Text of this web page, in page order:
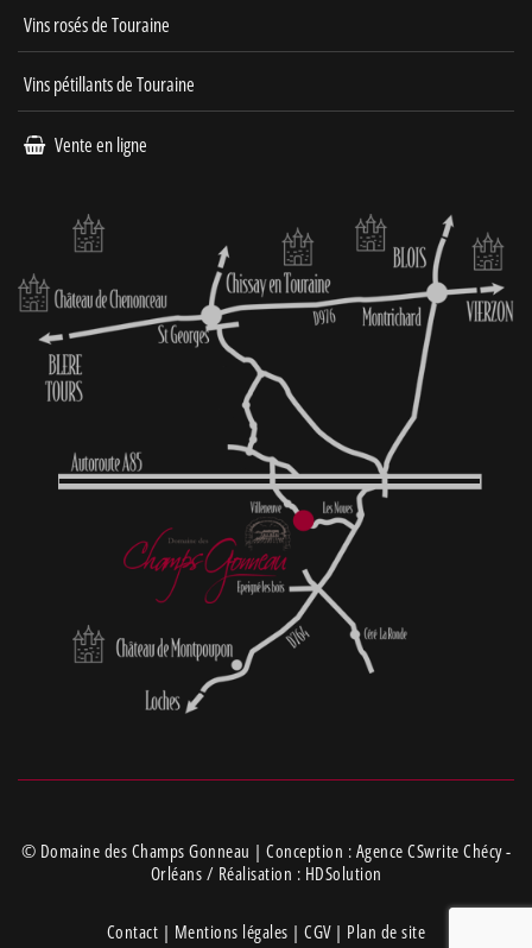
Vins rosés de Touraine
Vins pétillants de Touraine
Vente en ligne
© Domaine des Champs Gonneau | Conception : Agence CSwrite Chécy -
Orléans / Réalisation : HDSolution
Contact | Mentions légales |CGV| Plan de site